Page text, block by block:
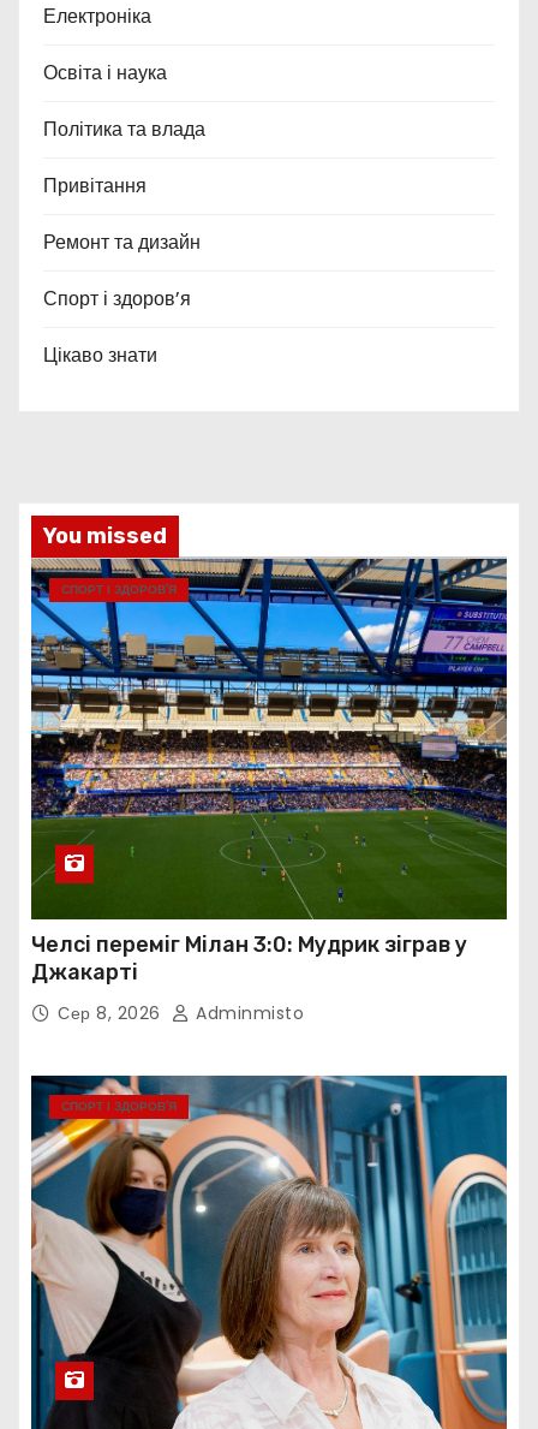
Електроніка
Освіта і наука
Політика та влада
Привітання
Ремонт та дизайн
Спорт і здоров’я
Цікаво знати
You missed
СПОРТ І ЗДОРОВ’Я
Челсі переміг Мілан 3:0: Мудрик зіграв у
Джакарті
Сер 8, 2026 Adminmisto
СПОРТ І ЗДОРОВ’Я